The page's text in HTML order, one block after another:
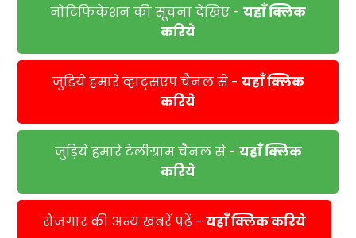
नोटिफिकेशन की सूचना देखिए - यहाँ क्लिक
करिये
जुड़िये हमारे व्हाट्सएप चैनल से - यहाँ क्लिक
करिये
जुड़िये हमारे टेलीग्राम चैनल से - यहाँ क्लिक
करिये
रोजगार की अन्य खबरें पढें - यहाँ क्लिक करिये